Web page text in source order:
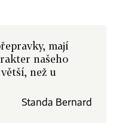
mají
našeho
než u
Standa Bernard